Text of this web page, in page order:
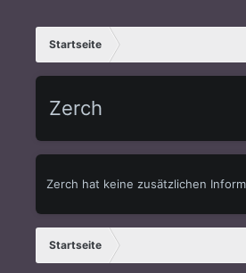
Startseite
Zerch
Zerch hat keine zusätzlichen
Startseite